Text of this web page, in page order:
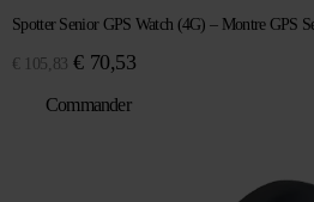
Spotter Senior GPS Watch (4G) – Montre GPS
€ 105,83 Le
initial
€ 70,53Le
Commander